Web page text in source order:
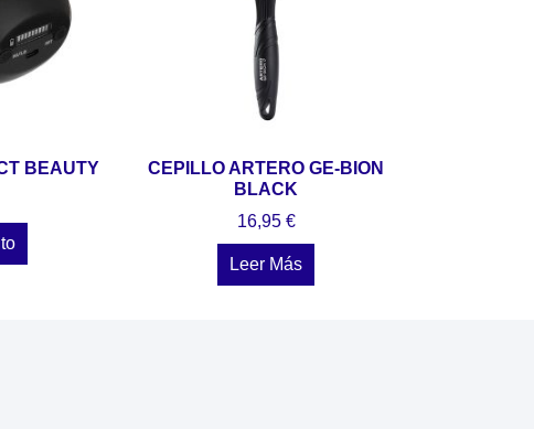
BEAUTY
CEPILLO ARTERO GE-BION
BLACK
16,95 €
Leer Más